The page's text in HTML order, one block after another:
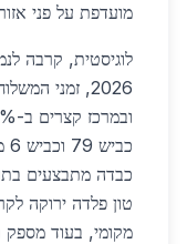
מועדפת על פני
לוגיסטית, קרבה
2026, זמני
טון פלדה ירוקה